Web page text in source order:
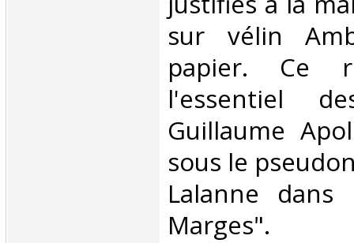
sur vélin
papier. Ce
l'essentiel
Guillaume
sous le
Lalanne
Marges". ‎